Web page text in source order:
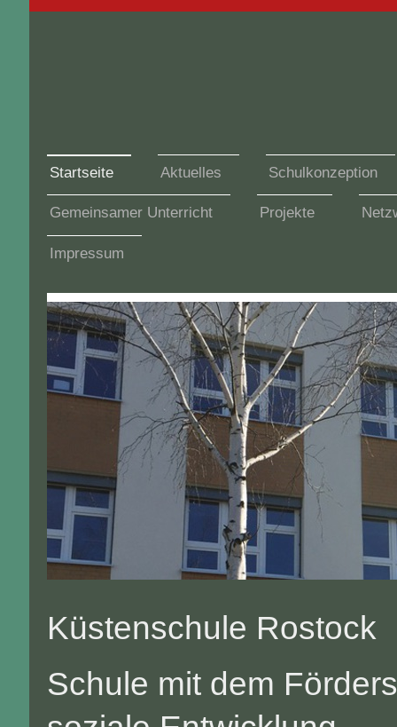
Startseite Aktuelles Schulkonzeption
Gemeinsamer Unterricht Projekte
Impressum
Küstenschule Rostock
Schule mit dem